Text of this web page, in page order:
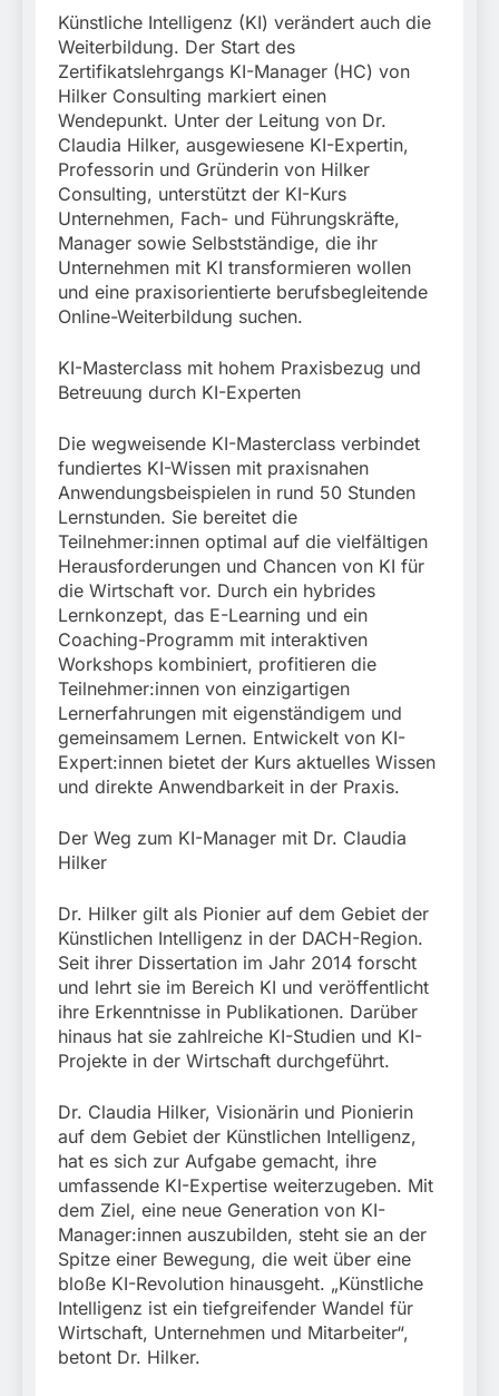
Tiefgaragenzufahrt
31. Juli 2026
Künstliche Intelligenz (KI) verändert auch die
Weiterbildung. Der Start des
Zertifikatslehrgangs KI-Manager (HC) von
Hilker Consulting markiert einen
Wendepunkt. Unter der Leitung von Dr.
Claudia Hilker, ausgewiesene KI-Expertin,
Professorin und Gründerin von Hilker
Consulting, unterstützt der KI-Kurs
Unternehmen, Fach- und Führungskräfte,
Manager sowie Selbstständige, die ihr
Unternehmen mit KI transformieren wollen
und eine praxisorientierte berufsbegleitende
Online-Weiterbildung suchen.
KI-Masterclass mit hohem Praxisbezug und
Betreuung durch KI-Experten
Die wegweisende KI-Masterclass verbindet
fundiertes KI-Wissen mit praxisnahen
Anwendungsbeispielen in rund 50 Stunden
Lernstunden. Sie bereitet die
Teilnehmer:innen optimal auf die vielfältigen
Herausforderungen und Chancen von KI für
die Wirtschaft vor. Durch ein hybrides
Lernkonzept, das E-Learning und ein
Coaching-Programm mit interaktiven
Workshops kombiniert, profitieren die
Teilnehmer:innen von einzigartigen
Lernerfahrungen mit eigenständigem und
gemeinsamem Lernen. Entwickelt von KI-
Expert:innen bietet der Kurs aktuelles Wissen
und direkte Anwendbarkeit in der Praxis.
Der Weg zum KI-Manager mit Dr. Claudia
Hilker
Dr. Hilker gilt als Pionier auf dem Gebiet der
Künstlichen Intelligenz in der DACH-Region.
Seit ihrer Dissertation im Jahr 2014 forscht
und lehrt sie im Bereich KI und veröffentlicht
ihre Erkenntnisse in Publikationen. Darüber
hinaus hat sie zahlreiche KI-Studien und KI-
Projekte in der Wirtschaft durchgeführt.
Dr. Claudia Hilker, Visionärin und Pionierin
auf dem Gebiet der Künstlichen Intelligenz,
hat es sich zur Aufgabe gemacht, ihre
umfassende KI-Expertise weiterzugeben. Mit
dem Ziel, eine neue Generation von KI-
Manager:innen auszubilden, steht sie an der
Spitze einer Bewegung, die weit über eine
bloße KI-Revolution hinausgeht. „Künstliche
Intelligenz ist ein tiefgreifender Wandel für
Wirtschaft, Unternehmen und Mitarbeiter“,
betont Dr. Hilker.